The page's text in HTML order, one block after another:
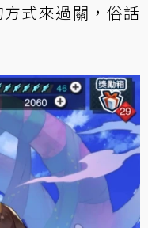
式來過關，俗話